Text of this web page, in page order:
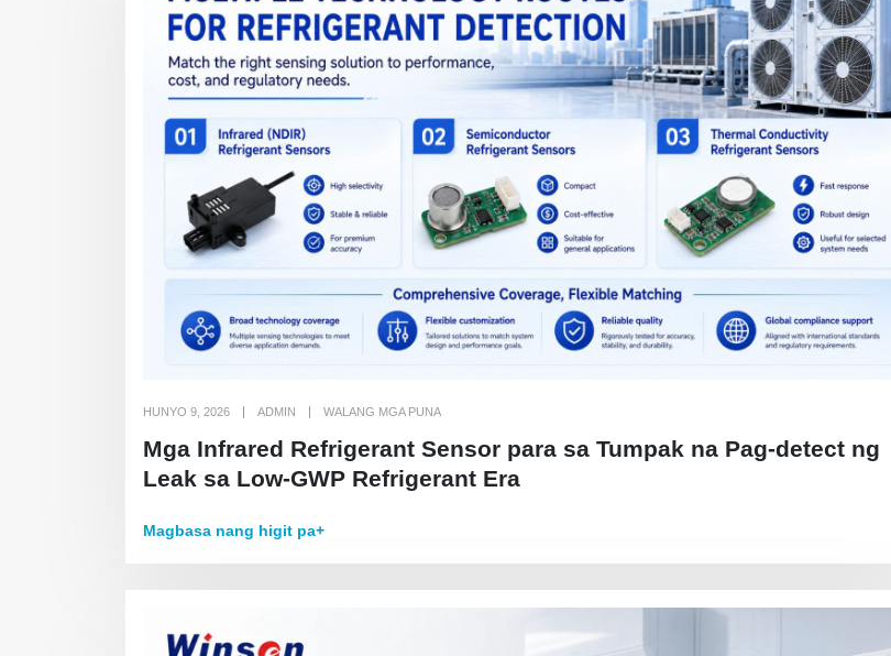
HUNYO 9, 2026 ADMIN WALANG MGA PUNA
Mga Infrared Refrigerant Sensor para sa Tumpak na Pag-detect ng
Leak sa Low-GWP Refrigerant Era
Magbasa nang higit pa+